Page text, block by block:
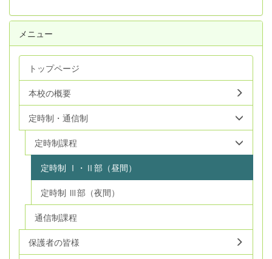
メニュー
トップページ
本校の概要
定時制・通信制
定時制課程
定時制 Ⅰ・Ⅱ部（昼間）
定時制 Ⅲ部（夜間）
通信制課程
保護者の皆様